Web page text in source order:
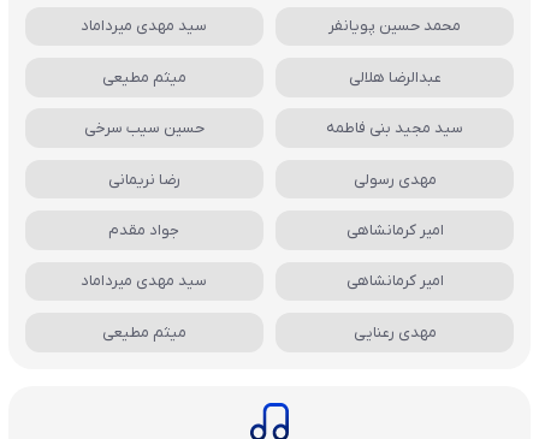
محمد حسین پویانفر سید مهدی میرداماد
عبدالرضا هلالی میثم مطیعی
سید مجید بنی فاطمه حسین سیب سرخی
مهدی رسولی رضا نریمانی
امیر کرمانشاهی جواد مقدم
امیر کرمانشاهی سید مهدی میرداماد
مهدی رعنایی میثم مطیعی